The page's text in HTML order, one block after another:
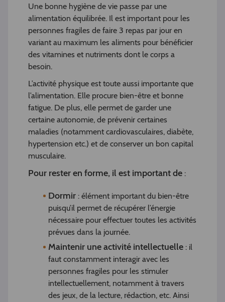
Une bonne hygiène de vie passe par une
alimentation équilibrée. Il est important pour les
personnes fragiles de faire 3 repas par jour en
variant au maximum les aliments pour bénéficier
des vitamines et nutriments dont le corps a
besoin.
L’activité physique est toute aussi importante que
l’alimentation. Elle procure bien-être et bonne
fatigue. De plus, elle permet de garder une
certaine autonomie, de prévenir certaines
maladies (notamment cardiovasculaires, diabète,
hypertension etc.) et de conserver un bon capital
musculaire.
Pour rester en forme, il est important de :
Dormir : élément important du bien-être
puisqu’il permet de récupérer l’énergie
nécessaire pour effectuer toutes les activités
prévues dans la journée.
Maintenir une activité intellectuelle : il
faut constamment interagir avec les
personnes fragiles pour les stimuler
intellectuellement, notamment à travers
des jeux, de la lecture, rédaction, etc. Ainsi